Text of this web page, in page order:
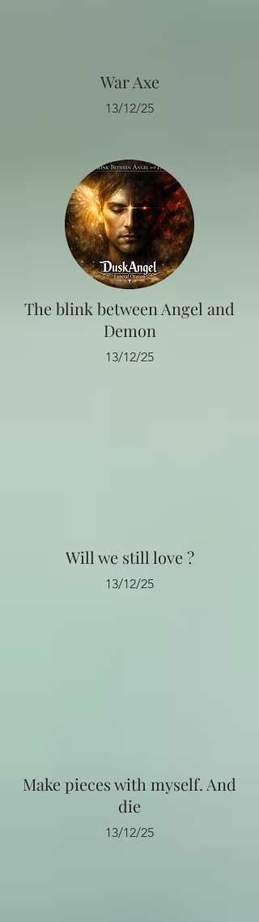
War Axe
13/12/25
The blink between Angel and
Demon
13/12/25
Will we still love ?
13/12/25
Make pieces with myself. And
die
13/12/25